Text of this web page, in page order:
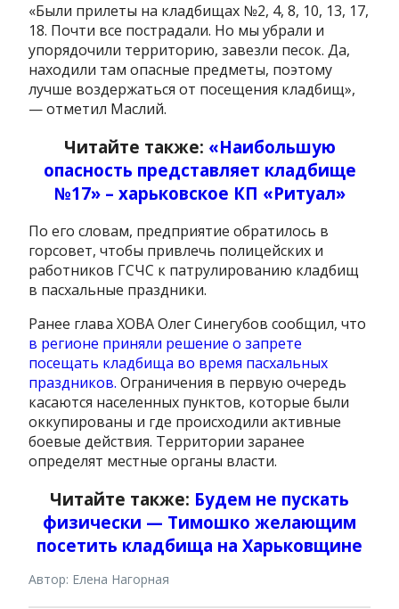
«Были прилеты на кладбищах №2, 4, 8, 10, 13, 17,
18. Почти все пострадали. Но мы убрали и
упорядочили территорию, завезли песок. Да,
находили там опасные предметы, поэтому
лучше воздержаться от посещения кладбищ»,
— отметил Маслий.
Читайте также: «Наибольшую
опасность представляет кладбище
№17» – харьковское КП «Ритуал»
По его словам, предприятие обратилось в
горсовет, чтобы привлечь полицейских и
работников ГСЧС к патрулированию кладбищ
в пасхальные праздники.
Ранее глава ХОВА Олег Синегубов сообщил, что
в регионе приняли решение о запрете
посещать кладбища во время пасхальных
праздников. Ограничения в первую очередь
касаются населенных пунктов, которые были
оккупированы и где происходили активные
боевые действия. Территории заранее
определят местные органы власти.
Читайте также: Будем не пускать
физически — Тимошко желающим
посетить кладбища на Харьковщине
Автор: Елена Нагорная